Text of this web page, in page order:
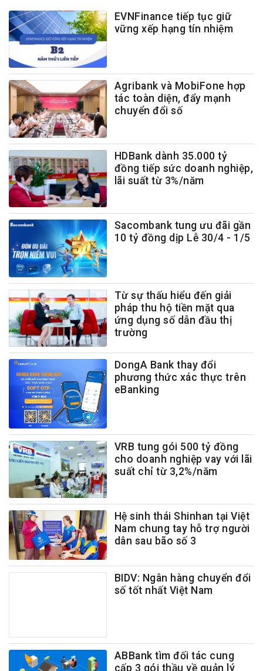
EVNFinance tiếp tục giữ
vững xếp hạng tín nhiệm
Agribank và MobiFone hợp
tác toàn diện, đẩy mạnh
chuyển đổi số
HDBank dành 35.000 tỷ
đồng tiếp sức doanh nghiệp,
lãi suất từ 3%/năm
Sacombank tung ưu đãi gần
10 tỷ đồng dịp Lễ 30/4 - 1/5
Từ sự thấu hiểu đến giải
pháp thu hộ tiền mặt qua
ứng dụng số dẫn đầu thị
trường
DongA Bank thay đổi
phương thức xác thực trên
eBanking
VRB tung gói 500 tỷ đồng
cho doanh nghiệp vay với lãi
suất chỉ từ 3,2%/năm
Hệ sinh thái Shinhan tại Việt
Nam chung tay hỗ trợ người
dân sau bão số 3
BIDV: Ngân hàng chuyển đổi
số tốt nhất Việt Nam
ABBank tìm đối tác cung
cấp 3 gói thầu về quản lý